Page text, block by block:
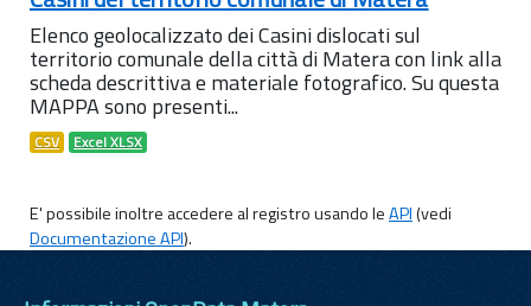
Elenco geolocalizzato dei Casini dislocati sul
territorio comunale della città di Matera con link alla
scheda descrittiva e materiale fotografico. Su questa
MAPPA sono presenti...
CSV Excel XLSX
E' possibile inoltre accedere al registro usando leAPI(vedi
Documentazione API).